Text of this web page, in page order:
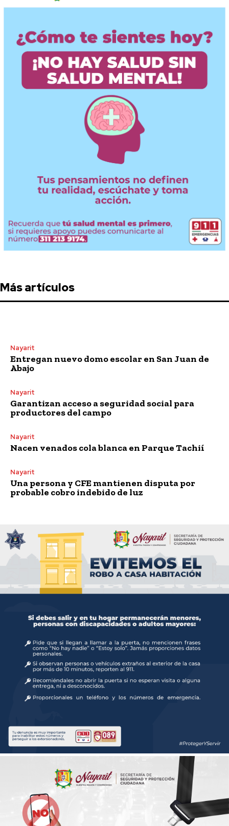
Más artículos
Nayarit
Entregan nuevo domo escolar en San Juan de
Abajo
Nayarit
Garantizan acceso a seguridad social para
productores del campo
Nayarit
Nacen venados cola blanca en Parque Tachií
Nayarit
Una persona y CFE mantienen disputa por
probable cobro indebido de luz